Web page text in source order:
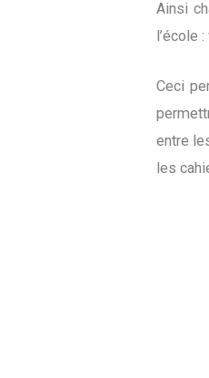
Ainsi
l’école
Ceci
entre
les